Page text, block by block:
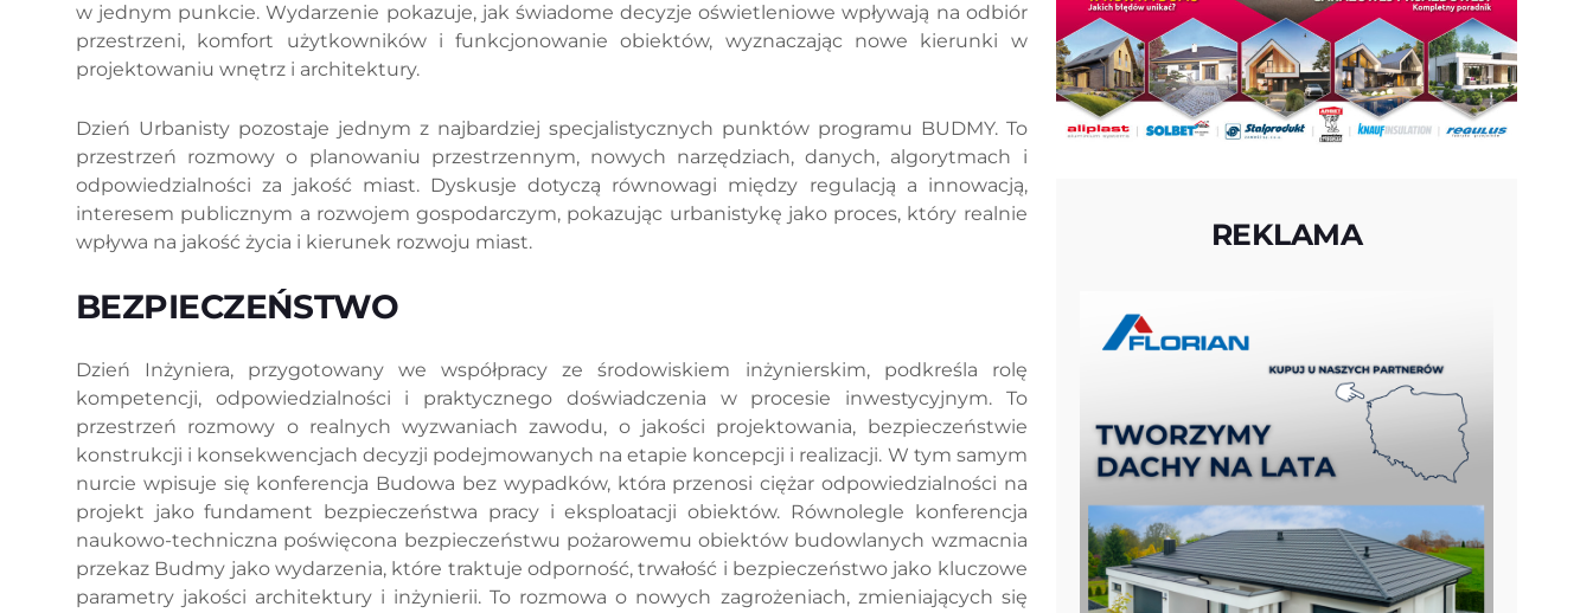
w jednym punkcie. Wydarzenie pokazuje, jak świadome decyzje oświetleniowe wpływają na odbiór
przestrzeni, komfort użytkowników i funkcjonowanie obiektów, wyznaczając nowe kierunki w
projektowaniu wnętrz i architektury.
Dzień Urbanisty pozostaje jednym z najbardziej specjalistycznych punktów programu BUDMY. To
przestrzeń rozmowy o planowaniu przestrzennym, nowych narzędziach, danych, algorytmach i
odpowiedzialności za jakość miast. Dyskusje dotyczą równowagi między regulacją a innowacją,
interesem publicznym a rozwojem gospodarczym, pokazując urbanistykę jako proces, który realnie
wpływa na jakość życia i kierunek rozwoju miast.
BEZPIECZEŃSTWO
Dzień Inżyniera, przygotowany we współpracy ze środowiskiem inżynierskim, podkreśla rolę
kompetencji, odpowiedzialności i praktycznego doświadczenia w procesie inwestycyjnym. To
przestrzeń rozmowy o realnych wyzwaniach zawodu, o jakości projektowania, bezpieczeństwie
konstrukcji i konsekwencjach decyzji podejmowanych na etapie koncepcji i realizacji. W tym samym
nurcie wpisuje się konferencja Budowa bez wypadków, która przenosi ciężar odpowiedzialności na
projekt jako fundament bezpieczeństwa pracy i eksploatacji obiektów. Równolegle konferencja
naukowo-techniczna poświęcona bezpieczeństwu pożarowemu obiektów budowlanych wzmacnia
przekaz Budmy jako wydarzenia, które traktuje odporność, trwałość i bezpieczeństwo jako kluczowe
parametry jakości architektury i inżynierii. To rozmowa o nowych zagrożeniach, zmieniających się
REKLAMA